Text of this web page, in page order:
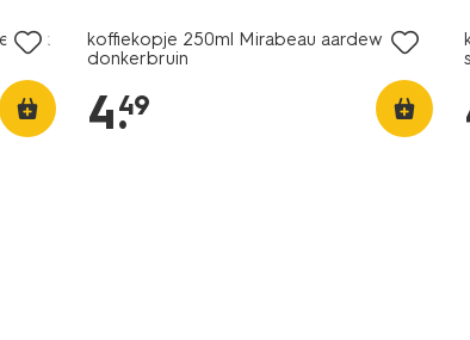
koffiekopje 250ml Mirabeau aardewerk
donkerbruin
4.
49